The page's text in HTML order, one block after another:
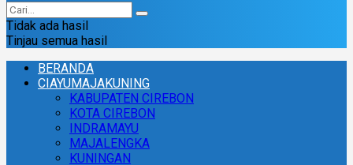
Tidak ada hasil
Tinjau semua hasil
BERANDA
CIAYUMAJAKUNING
KABUPATEN CIREBON
KOTA CIREBON
INDRAMAYU
MAJALENGKA
KUNINGAN